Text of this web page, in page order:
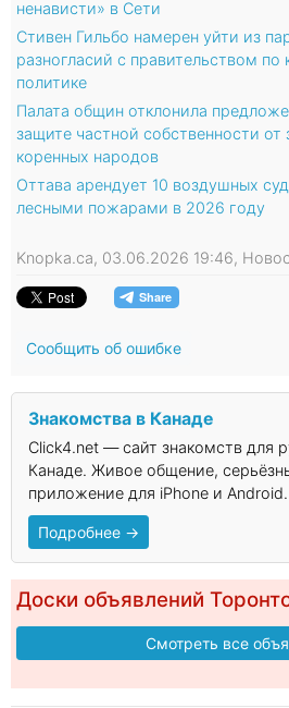
ненависти» в Сети
Стивен Гильбо намерен уйти из
разногласий с правительством по
политике
Палата общин отклонила
защите частной собственности от
коренных народов
Оттава арендует 10 воздушных
лесными пожарами в 2026 году
Knopka.ca, 03.06.2026 19:46,
Сообщить об ошибке
Знакомства в Канаде
Click4.net — сайт знакомств для
Канаде. Живое общение,
приложение для iPhone и Android.
Подробнее →
Доски объявлений
Смотреть все